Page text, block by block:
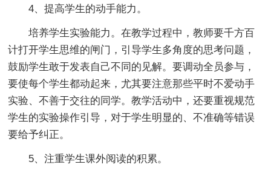
4、提高学生的动手能力。
培养学生实验能力。在教学过程中，教师要千方百
计打开学生思维的闸门，引导学生多角度的思考问题，
鼓励学生敢于发表自己不同的见解。要调动全员参与，
要使每个学生都动起来，尤其要注意那些平时不爱动手
实验、不善于交往的同学。教学活动中，还要重视规范
学生的实验操作引导，对于学生明显的、不准确等错误
要给予纠正。
5、注重学生课外阅读的积累。